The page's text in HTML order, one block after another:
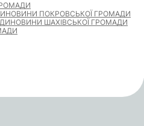
НОВИНИ ПОКРОВСЬКОЇ ГРОМАДИ
НОВИНИ ШАХІВСЬКОЇ ГРОМАДИ